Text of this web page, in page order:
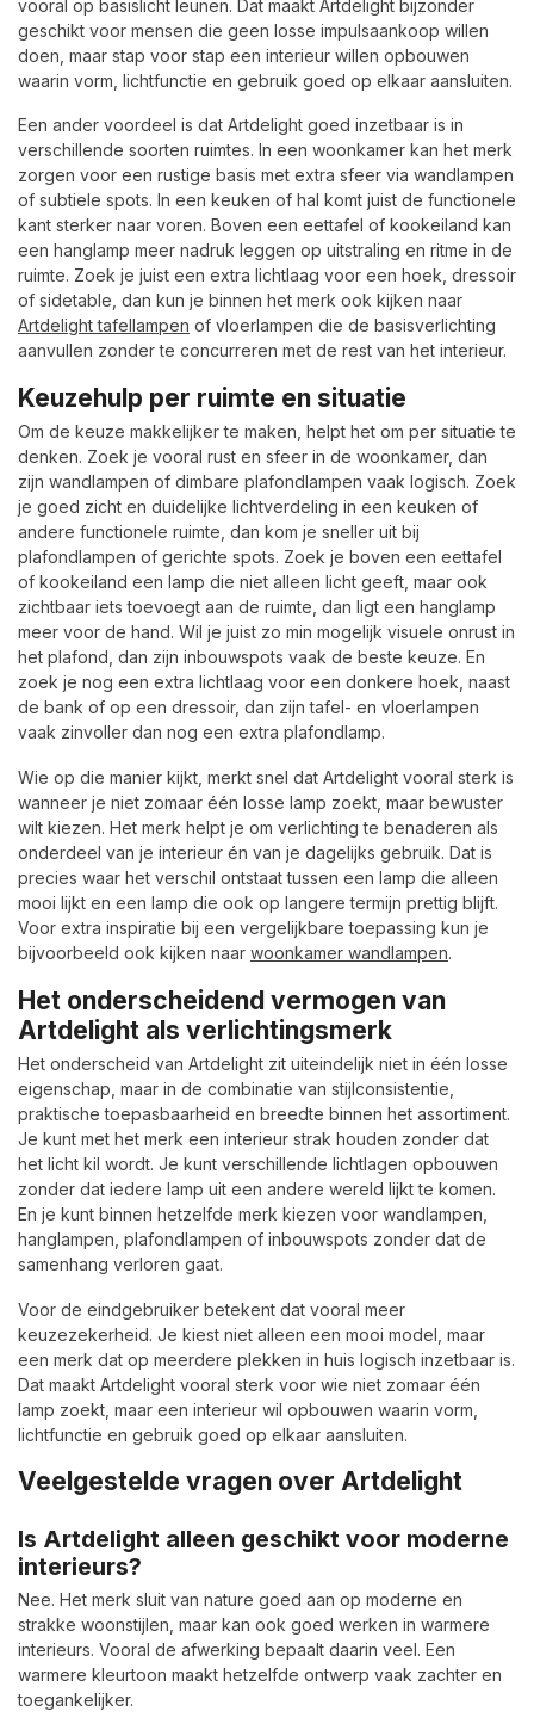
vooral op basislicht leunen. Dat maakt Artdelight bijzonder
geschikt voor mensen die geen losse impulsaankoop willen
doen, maar stap voor stap een interieur willen opbouwen
waarin vorm, lichtfunctie en gebruik goed op elkaar aansluiten.
Een ander voordeel is dat Artdelight goed inzetbaar is in
verschillende soorten ruimtes. In een woonkamer kan het merk
zorgen voor een rustige basis met extra sfeer via wandlampen
of subtiele spots. In een keuken of hal komt juist de functionele
kant sterker naar voren. Boven een eettafel of kookeiland kan
een hanglamp meer nadruk leggen op uitstraling en ritme in de
ruimte. Zoek je juist een extra lichtlaag voor een hoek, dressoir
of sidetable, dan kun je binnen het merk ook kijken naar
Artdelight tafellampen of vloerlampen die de basisverlichting
aanvullen zonder te concurreren met de rest van het interieur.
Keuzehulp per ruimte en situatie
Om de keuze makkelijker te maken, helpt het om per situatie te
denken. Zoek je vooral rust en sfeer in de woonkamer, dan
zijn wandlampen of dimbare plafondlampen vaak logisch. Zoek
je goed zicht en duidelijke lichtverdeling in een keuken of
andere functionele ruimte, dan kom je sneller uit bij
plafondlampen of gerichte spots. Zoek je boven een eettafel
of kookeiland een lamp die niet alleen licht geeft, maar ook
zichtbaar iets toevoegt aan de ruimte, dan ligt een hanglamp
meer voor de hand. Wil je juist zo min mogelijk visuele onrust in
het plafond, dan zijn inbouwspots vaak de beste keuze. En
zoek je nog een extra lichtlaag voor een donkere hoek, naast
de bank of op een dressoir, dan zijn tafel- en vloerlampen
vaak zinvoller dan nog een extra plafondlamp.
Wie op die manier kijkt, merkt snel dat Artdelight vooral sterk is
wanneer je niet zomaar één losse lamp zoekt, maar bewuster
wilt kiezen. Het merk helpt je om verlichting te benaderen als
onderdeel van je interieur én van je dagelijks gebruik. Dat is
precies waar het verschil ontstaat tussen een lamp die alleen
mooi lijkt en een lamp die ook op langere termijn prettig blijft.
Voor extra inspiratie bij een vergelijkbare toepassing kun je
bijvoorbeeld ook kijken naar woonkamer wandlampen.
Het onderscheidend vermogen van
Artdelight als verlichtingsmerk
Het onderscheid van Artdelight zit uiteindelijk niet in één losse
eigenschap, maar in de combinatie van stijlconsistentie,
praktische toepasbaarheid en breedte binnen het assortiment.
Je kunt met het merk een interieur strak houden zonder dat
het licht kil wordt. Je kunt verschillende lichtlagen opbouwen
zonder dat iedere lamp uit een andere wereld lijkt te komen.
En je kunt binnen hetzelfde merk kiezen voor wandlampen,
hanglampen, plafondlampen of inbouwspots zonder dat de
samenhang verloren gaat.
Voor de eindgebruiker betekent dat vooral meer
keuzezekerheid. Je kiest niet alleen een mooi model, maar
een merk dat op meerdere plekken in huis logisch inzetbaar is.
Dat maakt Artdelight vooral sterk voor wie niet zomaar één
lamp zoekt, maar een interieur wil opbouwen waarin vorm,
lichtfunctie en gebruik goed op elkaar aansluiten.
Veelgestelde vragen over Artdelight
Is Artdelight alleen geschikt voor moderne
interieurs?
Nee. Het merk sluit van nature goed aan op moderne en
strakke woonstijlen, maar kan ook goed werken in warmere
interieurs. Vooral de afwerking bepaalt daarin veel. Een
warmere kleurtoon maakt hetzelfde ontwerp vaak zachter en
toegankelijker.